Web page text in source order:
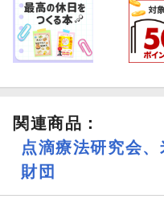
関連商品 ：
点滴療法研究会
財団